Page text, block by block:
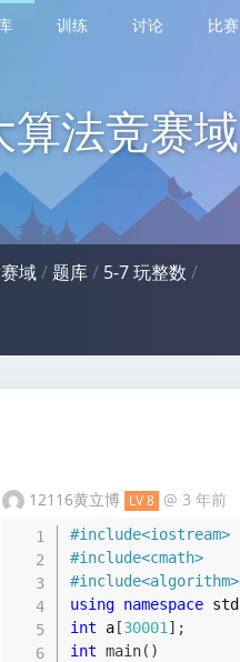
训练 讨论 比赛
算法竞赛域
域/题库/ 5-7 玩整数 /
12116黄立博 LV 8 @ 3 年前
#include<iostream>
#include<cmath>
#include<algorithm>
using namespace std
int a[30001 ] ;
int main( )